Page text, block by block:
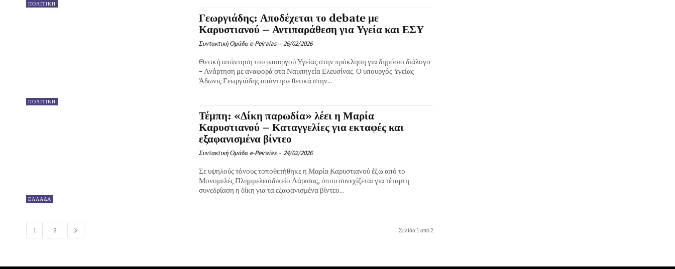
ΠΟΛΙΤΙΚΗ
ΠΟΛΙΤΙΚΗ
Γεωργιάδης: Αποδέχεται το debate με
Καρυστιανού – Αντιπαράθεση για Υγεία και ΕΣΥ
Συντακτική Ομάδα e-Peiraias - 26/02/2026
Θετική απάντηση του υπουργού Υγείας στην πρόκληση για δημόσιο διάλογο
– Ανάρτηση με αναφορά στα Ναυπηγεία Ελευσίνας. Ο υπουργός Υγείας
Άδωνις Γεωργιάδης απάντησε θετικά στην...
ΕΛΛΑΔΑ
Τέμπη: «Δίκη παρωδία» λέει η Μαρία
Καρυστιανού – Καταγγελίες για εκταφές και
εξαφανισμένα βίντεο
Συντακτική Ομάδα e-Peiraias - 24/02/2026
Σε υψηλούς τόνους τοποθετήθηκε η Μαρία Καρυστιανού έξω από το
Μονομελές Πλημμελειοδικείο Λάρισας, όπου συνεχίζεται για τέταρτη
συνεδρίαση η δίκη για τα εξαφανισμένα βίντεο...
1 2 Σελίδα 1 από 2